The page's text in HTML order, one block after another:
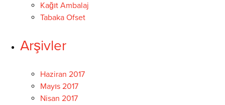
Kağıt Ambalaj
Tabaka Ofset
Arşivler
Haziran 2017
Mayıs 2017
Nisan 2017